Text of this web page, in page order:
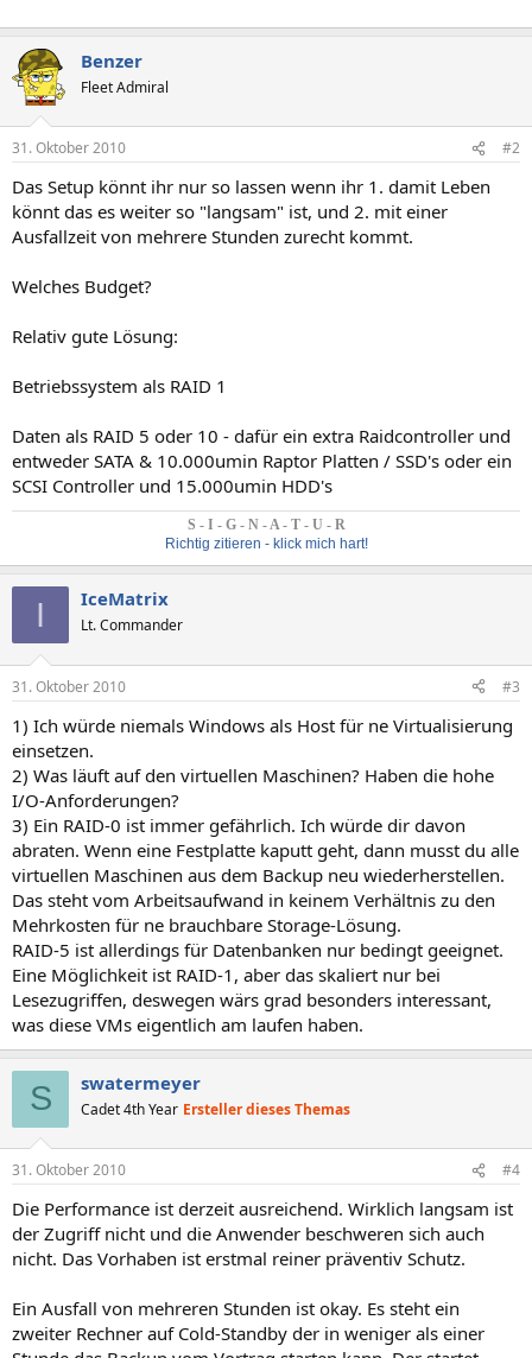
Benzer
Fleet Admiral
31. Oktober 2010 #2
Das Setup könnt ihr nur so lassen wenn ihr 1. damit Leben
könnt das es weiter so "langsam" ist, und 2. mit einer
Ausfallzeit von mehrere Stunden zurecht kommt.
Welches Budget?
Relativ gute Lösung:
Betriebssystem als RAID 1
Daten als RAID 5 oder 10 - dafür ein extra Raidcontroller und
entweder SATA & 10.000umin Raptor Platten / SSD's oder ein
SCSI Controller und 15.000umin HDD's
S - I - G - N - A - T - U - R
Richtig zitieren - klick mich hart!
I IceMatrix
Lt. Commander
31. Oktober 2010 #3
1) Ich würde niemals Windows als Host für ne Virtualisierung
einsetzen.
2) Was läuft auf den virtuellen Maschinen? Haben die hohe
I/O-Anforderungen?
3) Ein RAID-0 ist immer gefährlich. Ich würde dir davon
abraten. Wenn eine Festplatte kaputt geht, dann musst du alle
virtuellen Maschinen aus dem Backup neu wiederherstellen.
Das steht vom Arbeitsaufwand in keinem Verhältnis zu den
Mehrkosten für ne brauchbare Storage-Lösung.
RAID-5 ist allerdings für Datenbanken nur bedingt geeignet.
Eine Möglichkeit ist RAID-1, aber das skaliert nur bei
Lesezugriffen, deswegen wärs grad besonders interessant,
was diese VMs eigentlich am laufen haben.
S swatermeyer
Cadet 4th Year Ersteller dieses Themas
31. Oktober 2010 #4
Die Performance ist derzeit ausreichend. Wirklich langsam ist
der Zugriff nicht und die Anwender beschweren sich auch
nicht. Das Vorhaben ist erstmal reiner präventiv Schutz.
Ein Ausfall von mehreren Stunden ist okay. Es steht ein
zweiter Rechner auf Cold-Standby der in weniger als einer